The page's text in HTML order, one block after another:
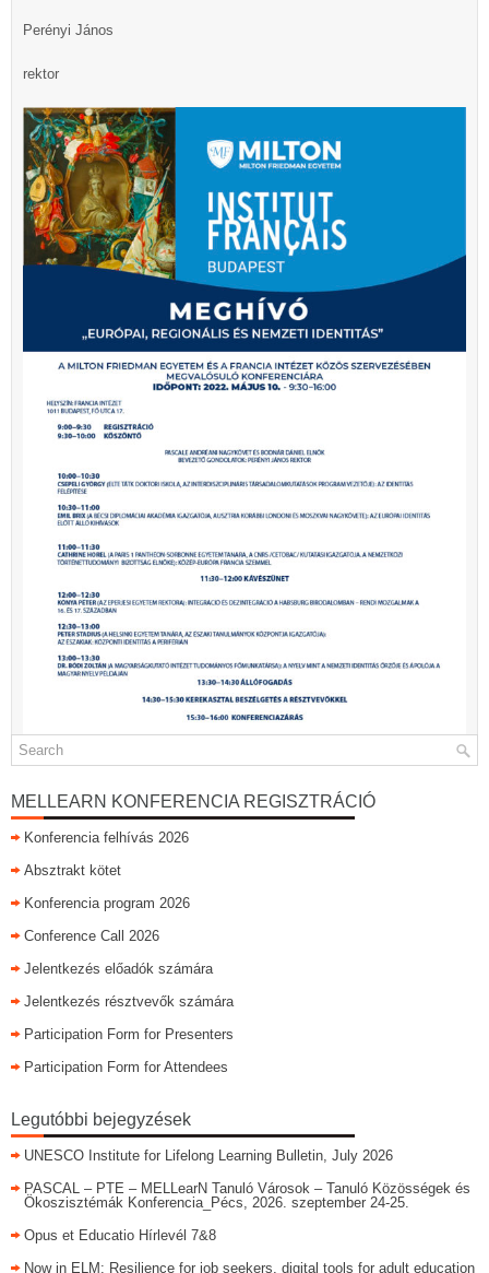
Perényi János
rektor
MELLEARN KONFERENCIA REGISZTRÁCIÓ
Konferencia felhívás 2026
Absztrakt kötet
Konferencia program 2026
Conference Call 2026
Jelentkezés előadók számára
Jelentkezés résztvevők számára
Participation Form for Presenters
Participation Form for Attendees
Legutóbbi bejegyzések
UNESCO Institute for Lifelong Learning Bulletin, July 2026
PASCAL – PTE – MELLearN Tanuló Városok – Tanuló Közösségek és
Ökoszisztémák Konferencia_Pécs, 2026. szeptember 24-25.
Opus et Educatio Hírlevél 7&8
Now in ELM: Resilience for job seekers, digital tools for adult education